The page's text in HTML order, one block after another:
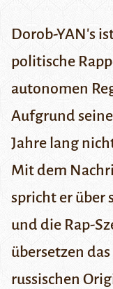
Dorob-YAN's
politische
autonomen
Aufgrund
Jahre lang
Mit dem
spricht er über
und die Rap-
übersetzen
russischen